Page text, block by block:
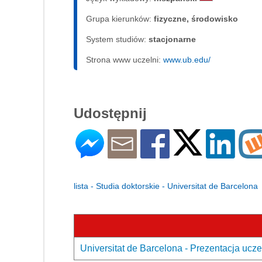
Grupa kierunków: fizyczne, środowisko
System studiów: sta­cjo­nar­ne
Strona www uczelni: www.ub.edu/
Udostępnij
lista - Studia doktorskie - Universitat de Barcelona
Universitat de Barcelona - Prezentacja